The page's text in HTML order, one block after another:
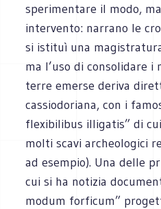
sperimentare il modo,
intervento: narrano le
si istituì una
ma l’uso di consolidare
terre emerse deriva
cassiodoriana, con i
flexibilibus illigatis” di
molti scavi archeologici
ad esempio). Una delle
cui si ha notizia
modum forficum”